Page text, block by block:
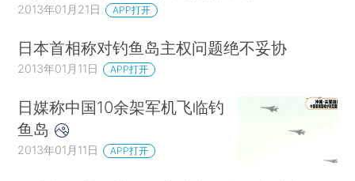
2013年01月21日 APP打开
日本首相称对钓鱼岛主权问题绝不妥协
2013年01月11日 APP打开
日媒称中国10余架军机飞临钓
鱼岛
2013年01月11日 APP打开